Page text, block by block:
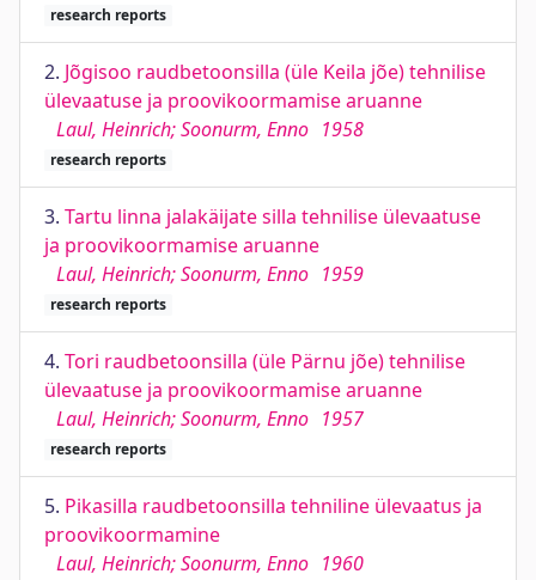
research reports
2. Jõgisoo raudbetoonsilla (üle Keila jõe) tehnilise
ülevaatuse ja proovikoormamise aruanne
Laul, Heinrich; Soonurm, Enno 1958
research reports
3. Tartu linna jalakäijate silla tehnilise ülevaatuse
ja proovikoormamise aruanne
Laul, Heinrich; Soonurm, Enno 1959
research reports
4. Tori raudbetoonsilla (üle Pärnu jõe) tehnilise
ülevaatuse ja proovikoormamise aruanne
Laul, Heinrich; Soonurm, Enno 1957
research reports
5. Pikasilla raudbetoonsilla tehniline ülevaatus ja
proovikoormamine
Laul, Heinrich; Soonurm, Enno 1960